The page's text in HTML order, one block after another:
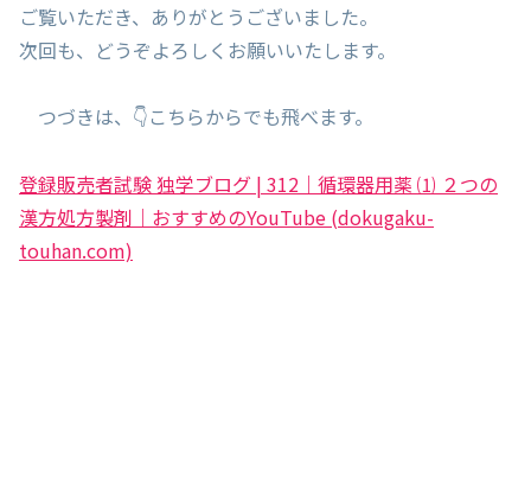
ご覧いただき、ありがとうございました。
次回も、どうぞよろしくお願いいたします。
つづきは、👇こちらからでも飛べます。
登録販売者試験 独学ブログ | 312｜循環器用薬 ⑴ ２つの
漢方処方製剤｜おすすめのYouTube (dokugaku-
touhan.com)